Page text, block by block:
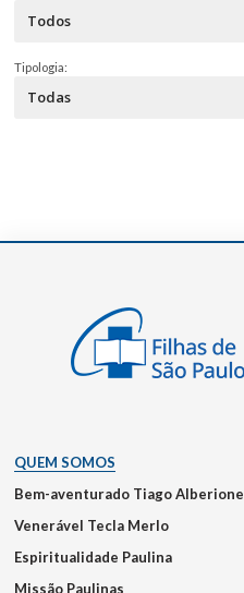
Tipologia:
QUEM SOMOS
Bem-aventurado Tiago Alberione
Venerável Tecla Merlo
Espiritualidade Paulina
Missão Paulinas